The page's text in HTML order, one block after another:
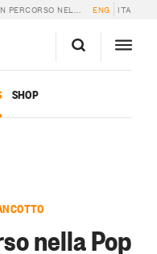
NELLA POP ART ENG ITA
SHOP
nella Pop